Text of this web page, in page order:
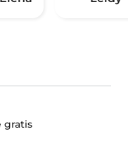
gratis